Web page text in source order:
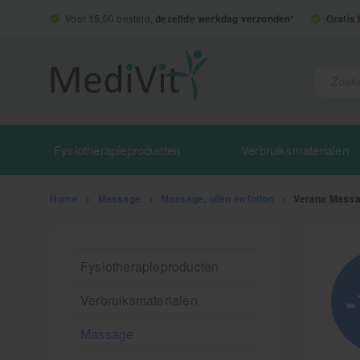
Voor 15.00 besteld, dezelfde werkdag verzonden* Gratis
Fysiotherapieproducten Verbruiksmaterialen
Home Massage Massage, oliën en lotion Verana
Fysiotherapieproducten
Verbruiksmaterialen
Massage